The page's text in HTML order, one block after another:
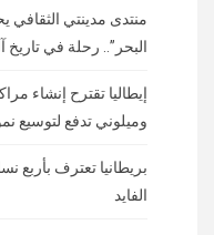
منتدى مدينتي الثقافي
البحر”.. رحلة في تاريخ
إيطاليا تقترح إنشاء
وميلوني تدفع لتوسيع
بريطانيا تعترف بأربع
الفايد